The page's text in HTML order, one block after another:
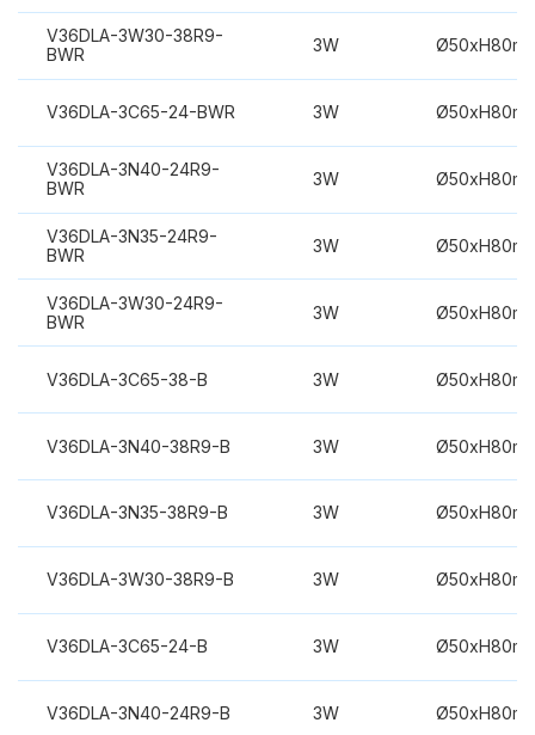
V36DLA-3W30-38R9-
BWR
3W
V36DLA-3C65-24-BWR 3W
V36DLA-3N40-24R9-
BWR
3W
V36DLA-3N35-24R9-
BWR
3W
V36DLA-3W30-24R9-
BWR
3W
V36DLA-3C65-38-B 3W
V36DLA-3N40-38R9-B 3W
V36DLA-3N35-38R9-B 3W
V36DLA-3W30-38R9-B 3W
V36DLA-3C65-24-B 3W
V36DLA-3N40-24R9-B 3W